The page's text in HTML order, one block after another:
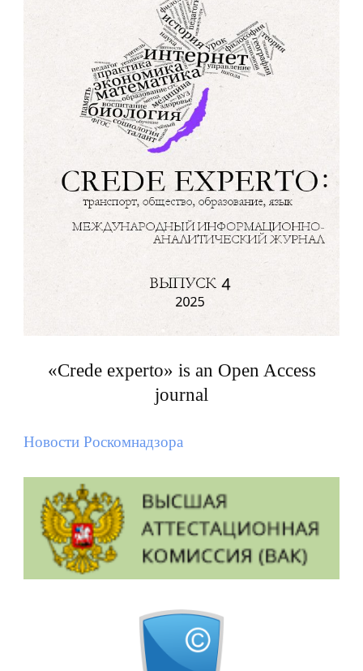
«Crede experto» is an Open Access
journal
Новости Роскомнадзора